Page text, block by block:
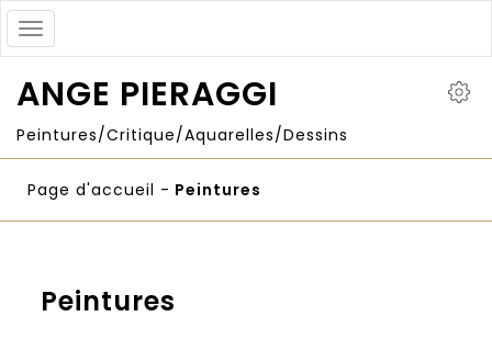
ANGE PIERAGGI
Peintures/Critique/Aquarelles/Dessins
Toggle
navigation
Page d'accueil - Peintures
Peintures